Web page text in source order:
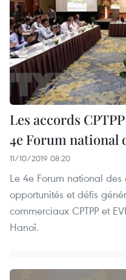
Les accords
4e Forum national
11/10/2019 08:20
Le 4e Forum national
opportunités et défis
commerciaux CPTPP et
Hanoï.